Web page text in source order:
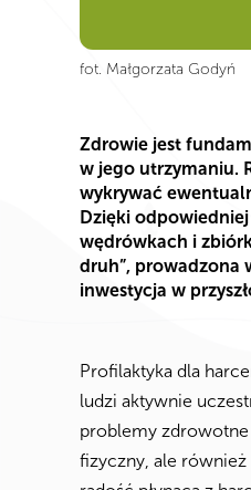
fot. Małgorzata Godyń
Zdrowie jest
w jego utrzymaniu.
wykrywać
Dzięki
wędrówkach i
druh”, prowadzona
inwestycja w
Profilaktyka dla
ludzi aktywnie
problemy
fizyczny, ale również